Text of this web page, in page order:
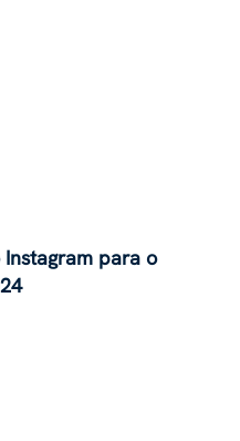
para o